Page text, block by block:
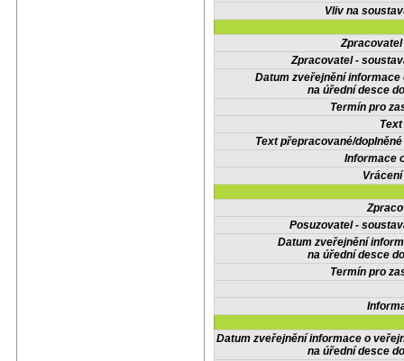
Vliv na
Zpracovatel -
Datum zveřejnění informace
na úřední desce
Termín pro
Text přepracované/
Informace
Posuzovatel -
Datum zveřejnění
na úřední desce
Termín pro
Datum zveřejnění informace o
na úřední desce